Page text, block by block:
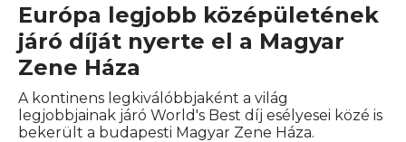
Európa legjobb középületének
járó díját nyerte el a Magyar
Zene Háza
A kontinens legkiválóbbjaként a világ
legjobbjainak járó World's Best díj esélyesei közé is
bekerült a budapesti Magyar Zene Háza.